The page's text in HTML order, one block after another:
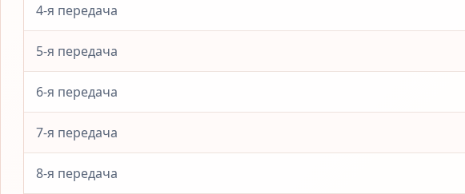
4-я передача
5-я передача
6-я передача
7-я передача
8-я передача